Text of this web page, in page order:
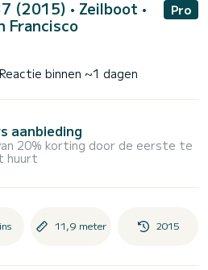
(2015) • Zeilboot •
Francisco
Pro
binnen ~1 dagen
aanbieding
20% korting door de eerste te
huurt
11,9 meter 2015